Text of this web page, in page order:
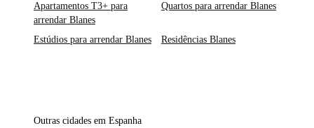
Apartamentos T3+ para
arrendar Blanes
Quartos para arrendar Blanes
Estúdios para arrendar Blanes Residências Blanes
Outras cidades em Espanha